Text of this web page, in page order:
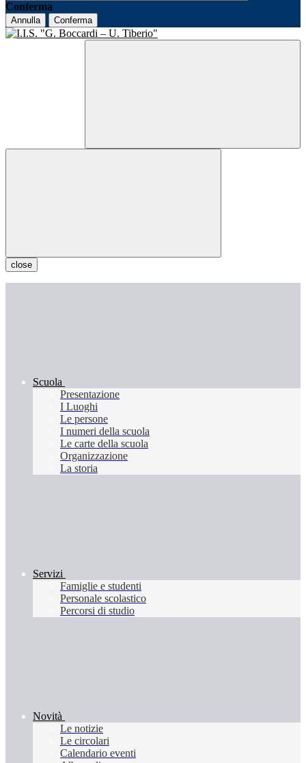
Conferma
Annulla Conferma
close
Scuola
Presentazione
I Luoghi
Le persone
I numeri della scuola
Le carte della scuola
Organizzazione
La storia
Servizi
Famiglie e studenti
Personale scolastico
Percorsi di studio
Novità
Le notizie
Le circolari
Calendario eventi